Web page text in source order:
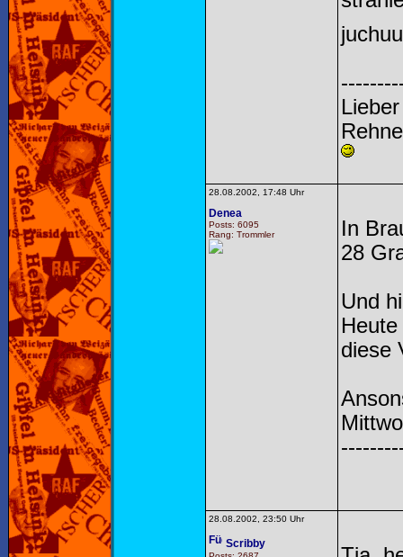
28.08.2002, 17:48 Uhr
Denea
Posts: 6095
Rang: Trommler
In
28
Und
diese
28.08.2002, 23:50 Uhr
Scribby